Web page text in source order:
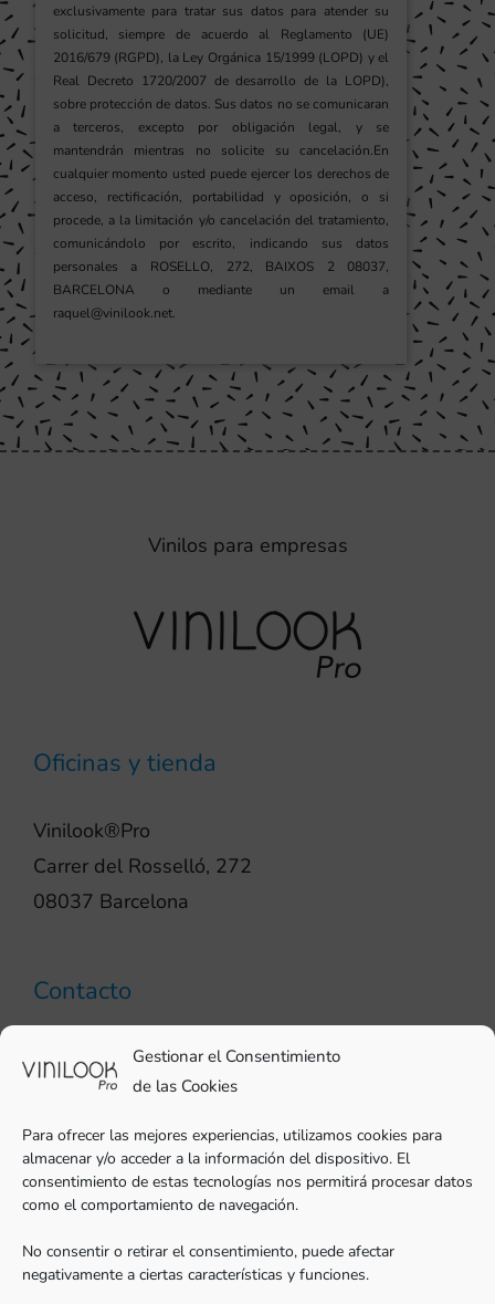
Gestionar el Consentimiento
de las Cookies
Para ofrecer las mejores experiencias, utilizamos cookies para
almacenar y/o acceder a la información del dispositivo. El
consentimiento de estas tecnologías nos permitirá procesar datos
como el comportamiento de navegación.
No consentir o retirar el consentimiento, puede afectar
negativamente a ciertas características y funciones.
exclusivamente para tratar sus datos para atender su
solicitud, siempre de acuerdo al Reglamento (UE)
2016/679 (RGPD), la Ley Orgánica 15/1999 (LOPD) y el
Real Decreto 1720/2007 de desarrollo de la LOPD),
sobre protección de datos. Sus datos no se comunicaran
a terceros, excepto por obligación legal, y se
mantendrán mientras no solicite su cancelación.En
cualquier momento usted puede ejercer los derechos de
acceso, rectificación, portabilidad y oposición, o si
procede, a la limitación y/o cancelación del tratamiento,
comunicándolo por escrito, indicando sus datos
personales a ROSELLO, 272, BAIXOS 2 08037,
BARCELONA o mediante un email a
raquel@vinilook.net.
Vinilos para empresas
Oficinas y tienda
Vinilook®Pro
Carrer del Rosselló, 272
08037 Barcelona
Contacto
pro@vinilook.es
Vinilos decorativos envinilook.net